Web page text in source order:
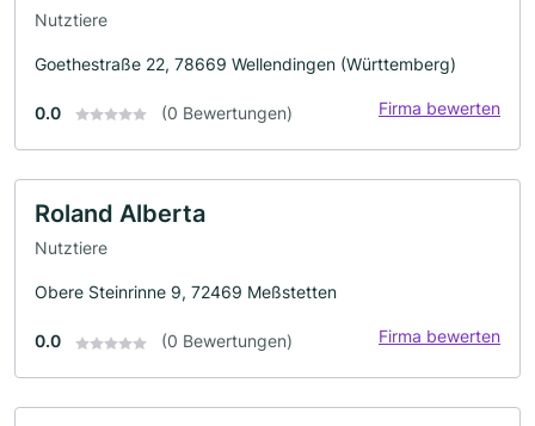
Nutztiere
Goethestraße 22, 78669 Wellendingen (Württemberg)
0.0 (0 Bewertungen) Firma bewerten
Roland Alberta
Nutztiere
Obere Steinrinne 9, 72469 Meßstetten
0.0 (0 Bewertungen) Firma bewerten